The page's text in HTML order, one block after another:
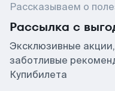
Рассказываем о
Рассылка с
Эксклюзивные
заботливые
Купибилета